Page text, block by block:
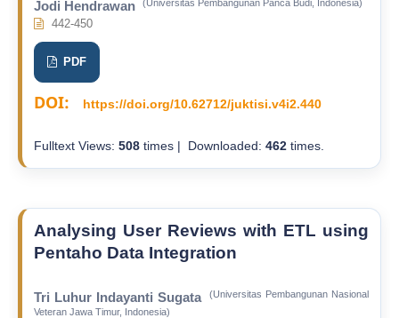
Jodi Hendrawan (Universitas Pembangunan Panca Budi, Indonesia)
442-450
PDF
DOI: https://doi.org/10.62712/juktisi.v4i2.440
Fulltext Views: 508times | Downloaded: 462times.
Analysing User Reviews with ETL using
Pentaho Data Integration
Tri Luhur Indayanti Sugata
(Universitas Pembangunan Nasional
Veteran Jawa Timur, Indonesia)